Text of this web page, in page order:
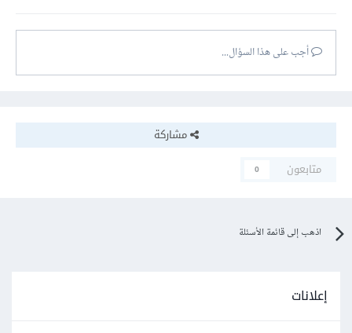
أجب على هذا السؤال...
مشاركة
متابعون
0
اذهب إلى قائمة الأسئلة
إعلانات